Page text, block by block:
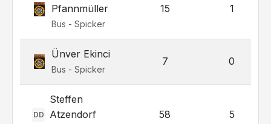
Pfannmüller
Bus - Spicker
15 1
Ünver Ekinci
Bus - Spicker
7 0
DD
Steffen
Atzendorf
58 5